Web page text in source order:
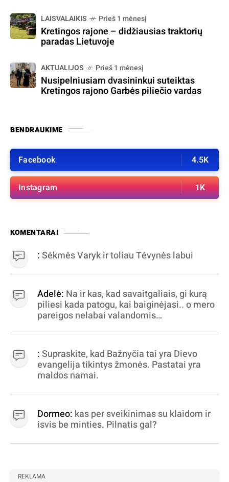
LAISVALAIKIS Prieš 1 mėnesį
Kretingos rajone – didžiausias traktorių
paradas Lietuvoje
AKTUALIJOS Prieš 1 mėnesį
Nusipelniusiam dvasininkui suteiktas
Kretingos rajono Garbės piliečio vardas
BENDRAUKIME
Facebook 4.5K
Instagram 1K
KOMENTARAI
:Sėkmės Varyk ir toliau Tėvynės labui
Adelė: Na ir kas, kad savaitgaliais, gi kurą
piliesi kada patogu, kai baiginėjasi.. o mero
pareigos nelabai valandomis
virpinimas, ieškokit kur milijonus vagia
dujininkai, elektros aferistai, stadionų
statytojai Vilnuje
:Supraskite, kad Bažnyčia tai yra Dievo
evangelija tikintys žmonės. Pastatai yra
maldos namai.
Dormeo: kas per sveikinimas su klaidom ir
isvis be minties. Pilnatis gal?
REKLAMA